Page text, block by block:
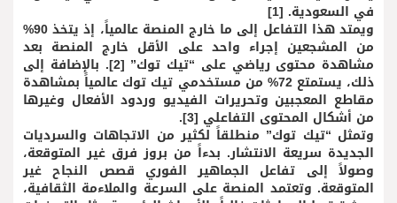
في السعودية. [1]
ويمتد هذا التفاعل إلى ما خارج المنصة عالمياً، إذ يتخذ 90%
من المشجعين إجراء واحد على الأقل خارج المنصة بعد
مشاهدة محتوى رياضي على “تيك توك” [2]. بالإضافة إلى
ذلك، يستمتع 72% من مستخدمي تيك توك عالمياً بمشاهدة
مقاطع المعجبين وتحريرات الفيديو وردود الأفعال وغيرها
من أشكال المحتوى التفاعلي [3].
وتمثل “تيك توك” منطلقاً لكثير من الاتجاهات والسرديات
الجديدة سريعة الانتشار. بدءاً من بروز فرق غير المتوقعة،
وصولاً إلى تفاعل الجماهير الفوري قصص النجاح غير
المتوقعة. وتعتمد المنصة على السرعة والملاءمة الثقافية،